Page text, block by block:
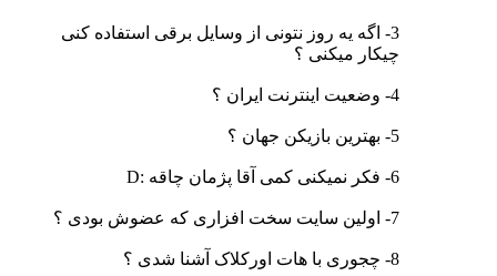
3- اگه یه روز نتونی از وسایل برقی استفاده کنی
چیکار میکنی ؟
4- وضعیت اینترنت ایران ؟
5- بهترین بازیکن جهان ؟
6- فکر نمیکنی کمی آقا پژمان چاقه :D
7- اولین سایت سخت افزاری که عضوش بودی ؟
8- چجوری با هات اورکلاک آشنا شدی ؟